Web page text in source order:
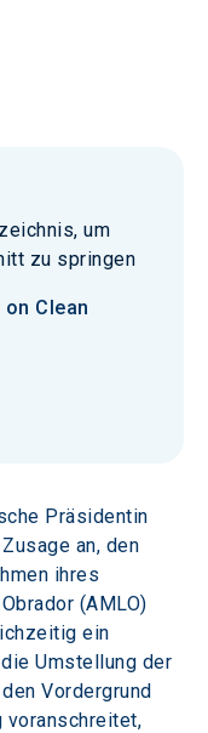
um
zu springen
Clean
Präsidentin
an, den
ihres
(AMLO)
ein
Umstellung der
Vordergrund
voranschreitet,